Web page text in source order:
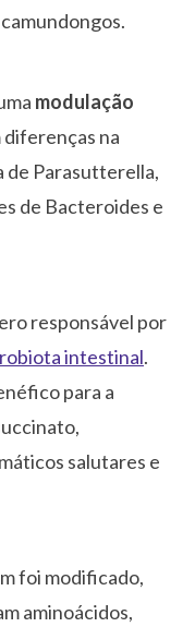
modulação
diferenças na
de Parasutterella,
de Bacteroides e
responsável por
intestinal.
para a
salutares e
foi modificado,
aminoácidos,